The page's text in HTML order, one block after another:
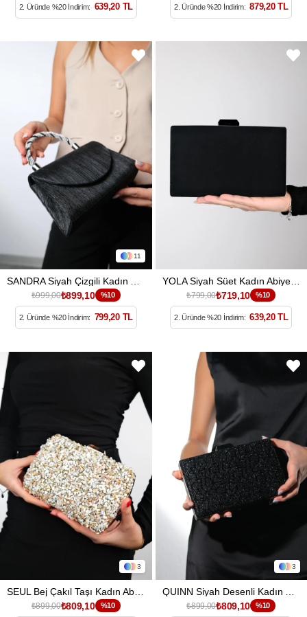
2. Üründe %20 İndirim: 639,20 TL 2. Üründe %20 İndirim: 879,20 TL
11
₺999,00₺899,10 %10
2. Üründe %20 İndirim: 799,20 TL
YOLA Siyah Süet Kadın Abiye Çanta
₺799,00₺719,10 %10
2. Üründe %20 İndirim: 639,20 TL
3
₺899,00₺809,10 %10
3
₺899,00₺809,10 %10